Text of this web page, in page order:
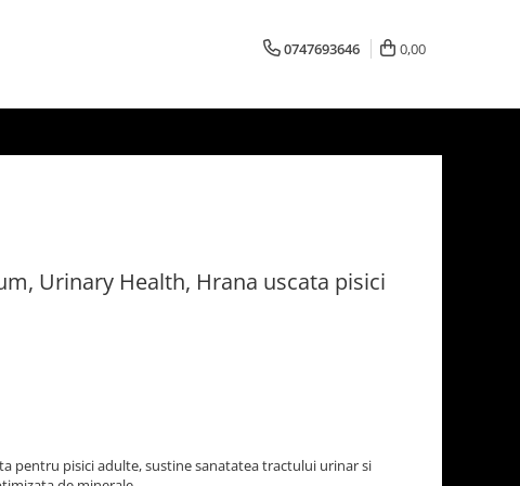
0747693646 0,00
Urinary Health, Hrana uscata pisici
pentru pisici adulte, sustine sanatatea tractului urinar si